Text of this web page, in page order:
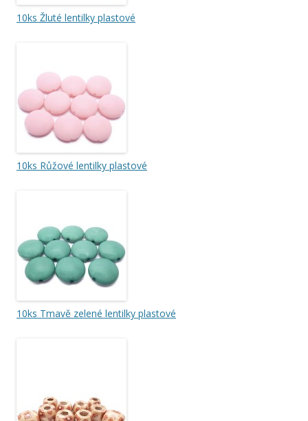
10ks Žluté lentilky plastové
10ks Růžové lentilky plastové
10ks Tmavě zelené lentilky plastové